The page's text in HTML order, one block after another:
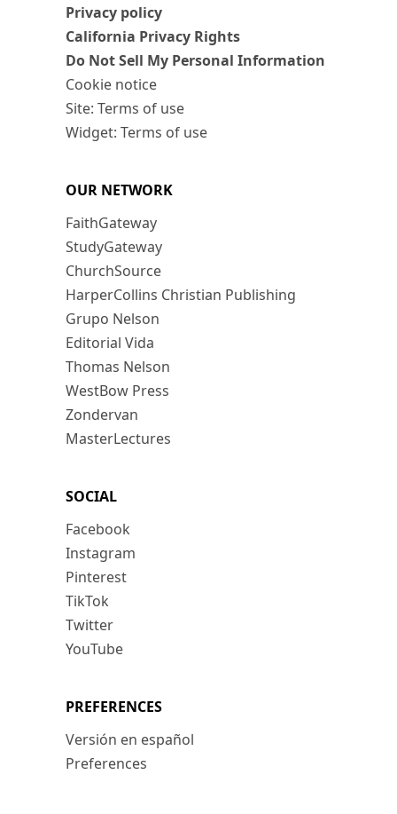
Privacy policy
California Privacy Rights
Do Not Sell My Personal Information
Cookie notice
Site: Terms of use
Widget: Terms of use
OUR NETWORK
FaithGateway
StudyGateway
ChurchSource
HarperCollins Christian Publishing
Grupo Nelson
Editorial Vida
Thomas Nelson
WestBow Press
Zondervan
MasterLectures
SOCIAL
Facebook
Instagram
Pinterest
TikTok
Twitter
YouTube
PREFERENCES
Versión en español
Preferences